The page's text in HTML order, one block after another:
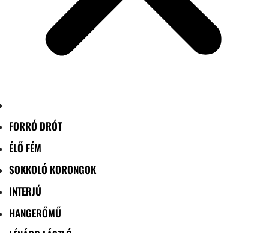
FORRÓ DRÓT
ÉLŐ FÉM
SOKKOLÓ KORONGOK
INTERJÚ
HANGERŐMŰ